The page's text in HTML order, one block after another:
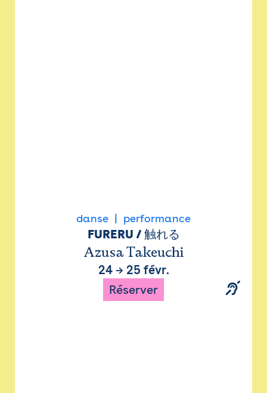
danse performance
FURERU / 触れる
Azusa Takeuchi
24→ 25 févr.
Réserver